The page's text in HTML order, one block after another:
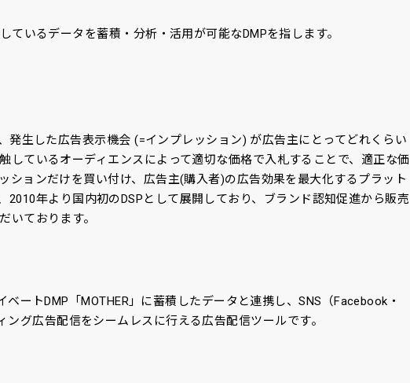
ているデータを蓄積・分析・活用が可能なDMPを指します。
発生した広告表示機会 (=インプレッション) が広告主にとってどれくらい
しているオーディエンスによって適切な価格で入札することで、適正な価
ションだけを買い付け、広告主(購入者)の広告効果を最大化するプラット
2010年より国内初のDSPとして展開しており、ブランド認知促進から販売
いております。
ベートDMP「MOTHER」に蓄積したデータと連携し、SNS（Facebook・
グ広告配信をシームレスに行える広告配信ツールです。